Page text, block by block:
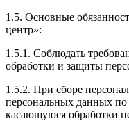
1.5. Основные
центр»:
1.5.1. Соблюдать
обработки и защиты
1.5.2. При сборе
персональных данных
касающуюся обработки